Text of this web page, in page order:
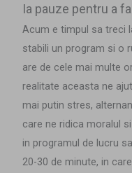
Ia pauze pentru a
Acum e timpul sa treci
stabili un program si o
are de cele mai multe
realitate aceasta ne
mai putin stres,
care ne ridica moralul
in programul de lucru
20-30 de minute, in